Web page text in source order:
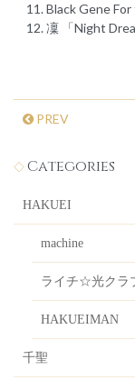
11. Black Gene
12. 凜 「Night
PREV
Categories
HAKUEI
machine
ライチ☆光クラ
HAKUEIMAN
千聖